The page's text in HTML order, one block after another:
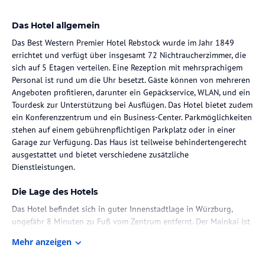
Das Hotel allgemein
Das Best Western Premier Hotel Rebstock wurde im Jahr 1849
errichtet und verfügt über insgesamt 72 Nichtraucherzimmer, die
sich auf 5 Etagen verteilen. Eine Rezeption mit mehrsprachigem
Personal ist rund um die Uhr besetzt. Gäste können von mehreren
Angeboten profitieren, darunter ein Gepäckservice, WLAN, und ein
Tourdesk zur Unterstützung bei Ausflügen. Das Hotel bietet zudem
ein Konferenzzentrum und ein Business-Center. Parkmöglichkeiten
stehen auf einem gebührenpflichtigen Parkplatz oder in einer
Garage zur Verfügung. Das Haus ist teilweise behindertengerecht
ausgestattet und bietet verschiedene zusätzliche
Dienstleistungen.
Die Lage des Hotels
Das Hotel befindet sich in guter Innenstadtlage in Würzburg,
ungefähr 8 Minuten zu Fuß vom Zentrum entfernt. Der Mainkai ist
öffentliche Verkehrsmittel liegt ca. 2 Minuten entfernt. Zu den
Mehr anzeigen